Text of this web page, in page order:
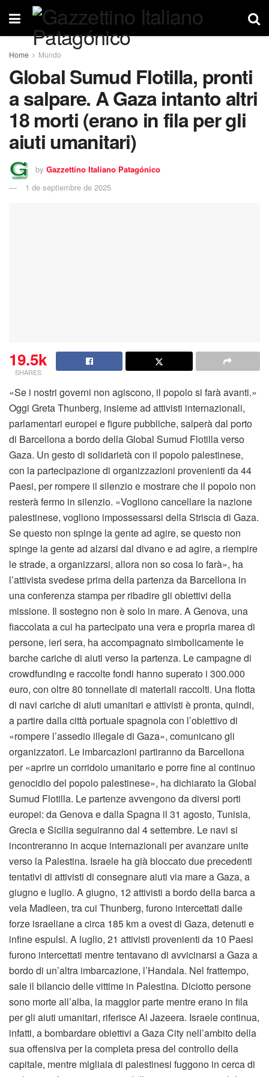
Home Mundo
Global Sumud Flotilla, pronti
a salpare. A Gaza intanto altri
18 morti (erano in fila per gli
aiuti umanitari)
by Gazzettino Italiano Patagónico
1 de septiembre de 2025
19.5k
SHARES
«Se i nostri governi non agiscono, il popolo si farà avanti.»
Oggi Greta Thunberg, insieme ad attivisti internazionali,
parlamentari europei e figure pubbliche, salperà dal porto
di Barcellona a bordo della Global Sumud Flotilla verso
Gaza. Un gesto di solidarietà con il popolo palestinese,
con la partecipazione di organizzazioni provenienti da 44
Paesi, per rompere il silenzio e mostrare che il popolo non
resterà fermo in silenzio. «Vogliono cancellare la nazione
palestinese, vogliono impossessarsi della Striscia di Gaza.
Se questo non spinge la gente ad agire, se questo non
spinge la gente ad alzarsi dal divano e ad agire, a riempire
le strade, a organizzarsi, allora non so cosa lo farà», ha
l’attivista svedese prima della partenza da Barcellona in
una conferenza stampa per ribadire gli obiettivi della
missione. Il sostegno non è solo in mare. A Genova, una
fiaccolata a cui ha partecipato una vera e propria marea di
persone, ieri sera, ha accompagnato simbolicamente le
barche cariche di aiuti verso la partenza. Le campagne di
crowdfunding e raccolte fondi hanno superato i 300.000
euro, con oltre 80 tonnellate di materiali raccolti. Una flotta
di navi cariche di aiuti umanitari e attivisti è pronta, quindi,
a partire dalla città portuale spagnola con l’obiettivo di
«rompere l’assedio illegale di Gaza», comunicano gli
organizzatori. Le imbarcazioni partiranno da Barcellona
per «aprire un corridoio umanitario e porre fine al continuo
genocidio del popolo palestinese», ha dichiarato la Global
Sumud Flotilla. Le partenze avvengono da diversi porti
europei: da Genova e dalla Spagna il 31 agosto, Tunisia,
Grecia e Sicilia seguiranno dal 4 settembre. Le navi si
incontreranno in acque internazionali per avanzare unite
verso la Palestina. Israele ha già bloccato due precedenti
tentativi di attivisti di consegnare aiuti via mare a Gaza, a
giugno e luglio. A giugno, 12 attivisti a bordo della barca a
vela Madleen, tra cui Thunberg, furono intercettati dalle
forze israeliane a circa 185 km a ovest di Gaza, detenuti e
infine espulsi. A luglio, 21 attivisti provenienti da 10 Paesi
furono intercettati mentre tentavano di avvicinarsi a Gaza a
bordo di un’altra imbarcazione, l’Handala. Nel frattempo,
sale il bilancio delle vittime in Palestina. Diciotto persone
sono morte all’alba, la maggior parte mentre erano in fila
per gli aiuti umanitari, riferisce Al Jazeera. Israele continua,
infatti, a bombardare obiettivi a Gaza City nell’ambito della
sua offensiva per la completa presa del controllo della
capitale, mentre migliaia di palestinesi fuggono in cerca di